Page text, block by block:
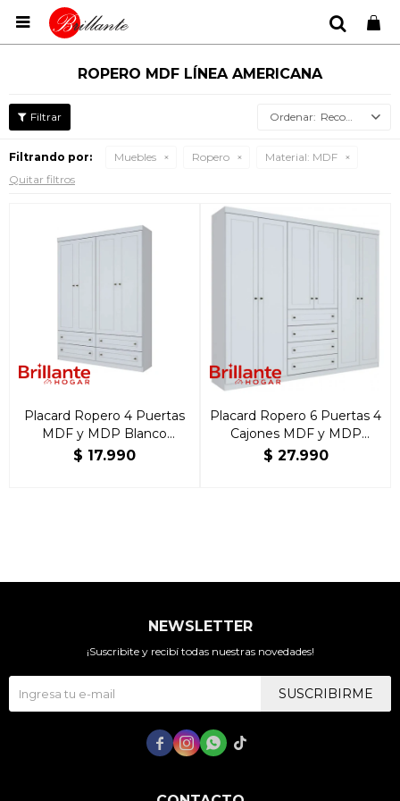

ROPERO MDF LÍNEA AMERICANA
Recomendados
Filtrando por: Muebles Ropero Material: MDF
Quitar filtros
Placard Ropero 4 Puertas
MDF y MDP Blanco
Americano
$ 17.990
Placard Ropero 6 Puertas 4
Cajones MDF y MDP
Blanco Americano
$ 27.990
NEWSLETTER
¡Suscribite y recibí todas nuestras novedades!
SUSCRIBIRME
   